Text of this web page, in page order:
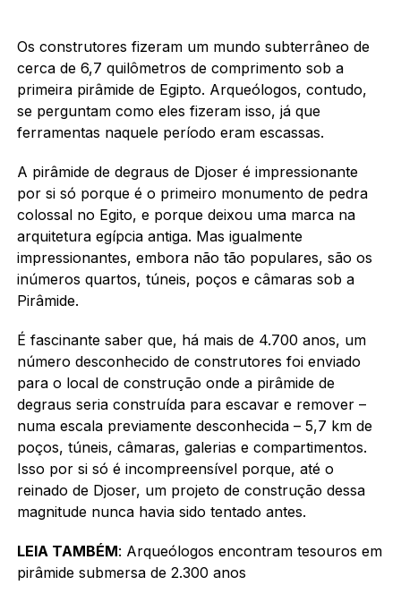
Os construtores fizeram um mundo subterrâneo de
cerca de 6,7 quilômetros de comprimento sob a
primeira pirâmide de Egipto. Arqueólogos, contudo,
se perguntam como eles fizeram isso, já que
ferramentas naquele período eram escassas.
A pirâmide de degraus de Djoser é impressionante
por si só porque é o primeiro monumento de pedra
colossal no Egito, e porque deixou uma marca na
arquitetura egípcia antiga. Mas igualmente
impressionantes, embora não tão populares, são os
inúmeros quartos, túneis, poços e câmaras sob a
Pirâmide.
É fascinante saber que, há mais de 4.700 anos, um
número desconhecido de construtores foi enviado
para o local de construção onde a pirâmide de
degraus seria construída para escavar e remover –
numa escala previamente desconhecida – 5,7 km de
poços, túneis, câmaras, galerias e compartimentos.
Isso por si só é incompreensível porque, até o
reinado de Djoser, um projeto de construção dessa
magnitude nunca havia sido tentado antes.
LEIA TAMBÉM: Arqueólogos encontram tesouros em
pirâmide submersa de 2.300 anos